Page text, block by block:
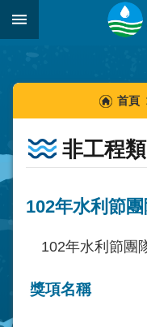
跳到主要內容區塊
::::::
首頁
非工程類
102年水利節
102年水利節團
獎項名稱